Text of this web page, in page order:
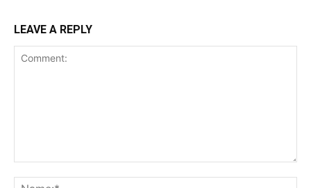
LEAVE A REPLY